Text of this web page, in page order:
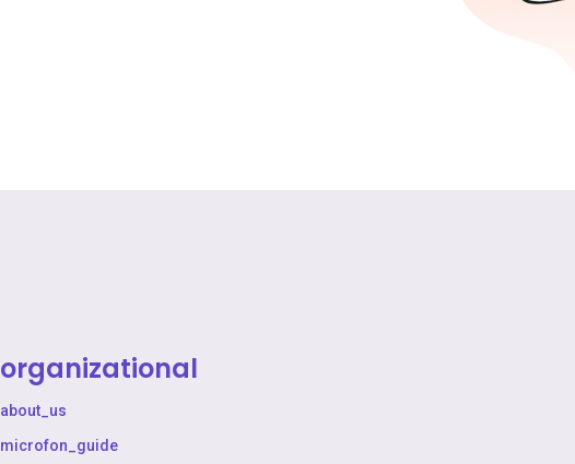
organizational
about_us
microfon_guide